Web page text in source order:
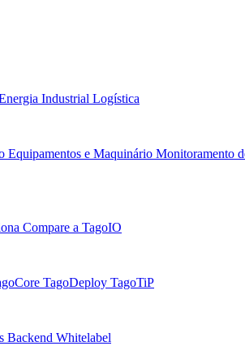
Industrial Logística
Equipamentos e Maquinário Monitoramento
Compare a TagoIO
TagoDeploy TagoTiP
Backend Whitelabel